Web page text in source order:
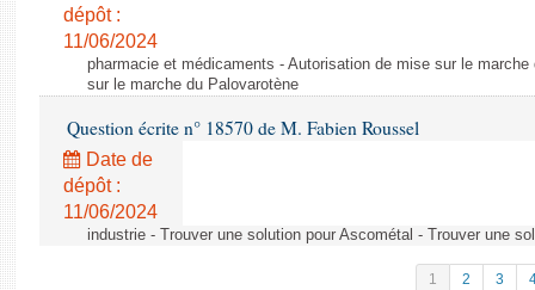
dépôt :
11/06/2024
pharmacie et médicaments - Autorisation de mise sur le
sur le marche du Palovarotène
Question écrite n° 18570 de M. Fabien Roussel
Date de
dépôt :
11/06/2024
industrie - Trouver une solution pour Ascométal - Trouver une
1 2 3